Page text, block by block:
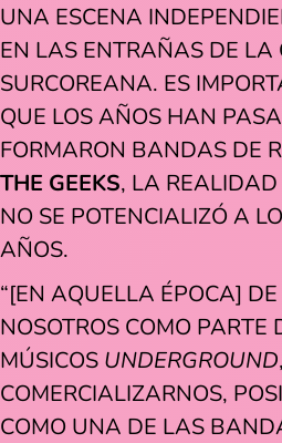
UNA ESCENA
EN LAS ENTRAÑAS DE LA
SURCOREANA. ES
QUE LOS AÑOS HAN
FORMARON BANDAS DE
THE GEEKS, LA
NO SE POTENCIALIZÓ A
AÑOS.
“[EN AQUELLA ÉPOCA]
NOSOTROS COMO PARTE
MÚSICOS UNDERGROUND
COMERCIALIZARNOS,
COMO UNA DE LAS